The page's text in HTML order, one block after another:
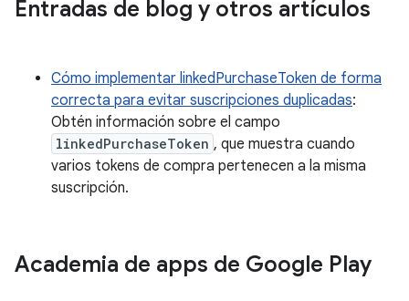
Entradas de blog y otros artículos
Cómo implementar linkedPurchaseToken de forma
correcta para evitar suscripciones duplicadas:
Obtén información sobre el campo
linkedPurchaseToken , que muestra cuando
varios tokens de compra pertenecen a la misma
suscripción.
Academia de apps de Google Play